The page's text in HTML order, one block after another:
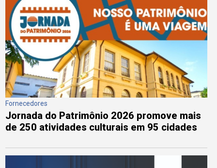
Fornecedores
Jornada do Patrimônio 2026 promove mais
de 250 atividades culturais em 95 cidades